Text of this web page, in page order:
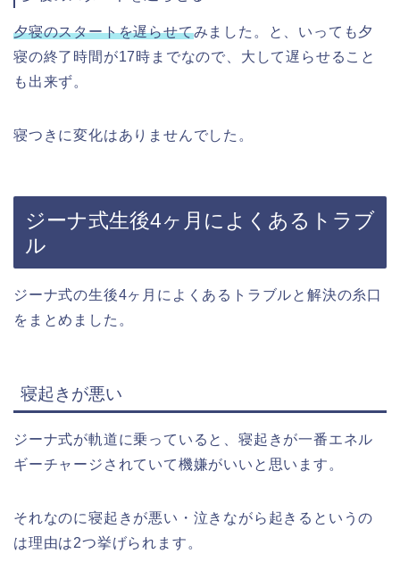
夕寝のスタートを遅らせてみました。と、いっても夕
寝の終了時間が17時までなので、大して遅らせること
も出来ず。
寝つきに変化はありませんでした。
ジーナ式生後4ヶ月によくあるトラブ
ル
ジーナ式の生後4ヶ月によくあるトラブルと解決の糸口
をまとめました。
寝起きが悪い
ジーナ式が軌道に乗っていると、寝起きが一番エネル
ギーチャージされていて機嫌がいいと思います。
それなのに寝起きが悪い・泣きながら起きるというの
は理由は2つ挙げられます。